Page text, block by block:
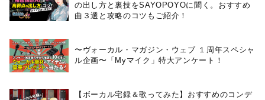
の出し方と裏技をSAYOPOYOに聞く。おすすめ
曲３選と攻略のコツもご紹介！
〜ヴォーカル・マガジン・ウェブ １周年スペシャ
ル企画〜「Myマイク」特大アンケート！
【ボーカル宅録＆歌ってみた】おすすめのコンデ